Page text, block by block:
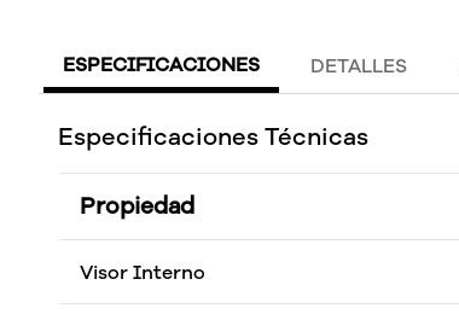
ESPECIFICACIONES DETALLES
Especificaciones Técnicas
Propiedad
Visor Interno